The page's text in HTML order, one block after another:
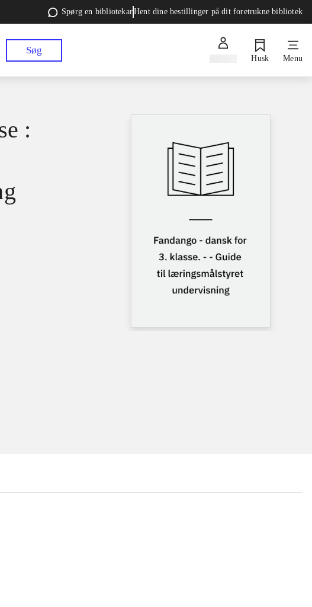
Spørg en bibliotekarHent dine bestillinger på dit foretrukne bibliotek
Søg
Husk Menu
: